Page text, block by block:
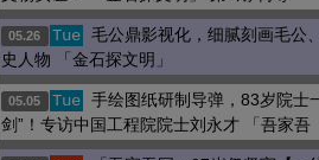
05.26 Tue 毛公鼎影视化，细腻刻画毛公
史人物 「金石探文明」
05.05 Tue 手绘图纸研制导弹，83岁院士
剑”！专访中国工程院院士刘永才 「吾家吾